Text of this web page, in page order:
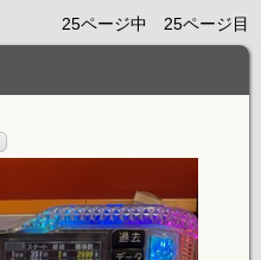
25ページ中 25ページ目